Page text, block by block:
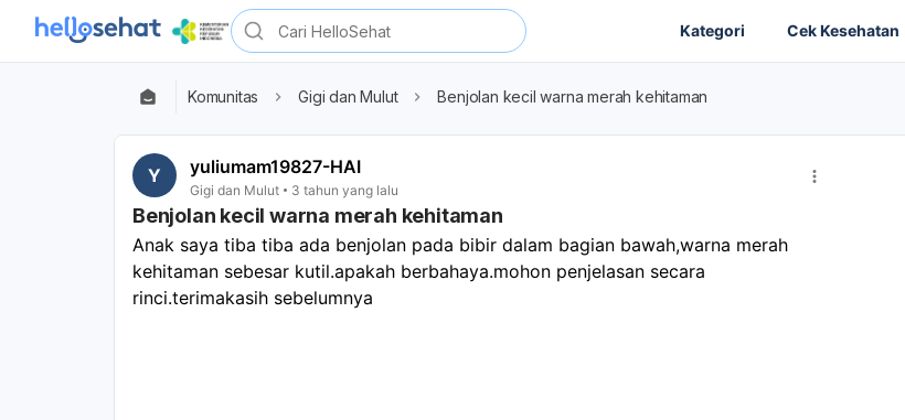
Kategori Cek Kesehatan
Komunitas Gigi dan Mulut Benjolan kecil warna merah kehitaman
Y yuliumam19827-HAI
Gigi dan Mulut 3 tahun yang lalu
Benjolan kecil warna merah kehitaman
Anak saya tiba tiba ada benjolan pada bibir dalam bagian bawah,warna merah
kehitaman sebesar kutil.apakah berbahaya.mohon penjelasan secara
rinci.terimakasih sebelumnya